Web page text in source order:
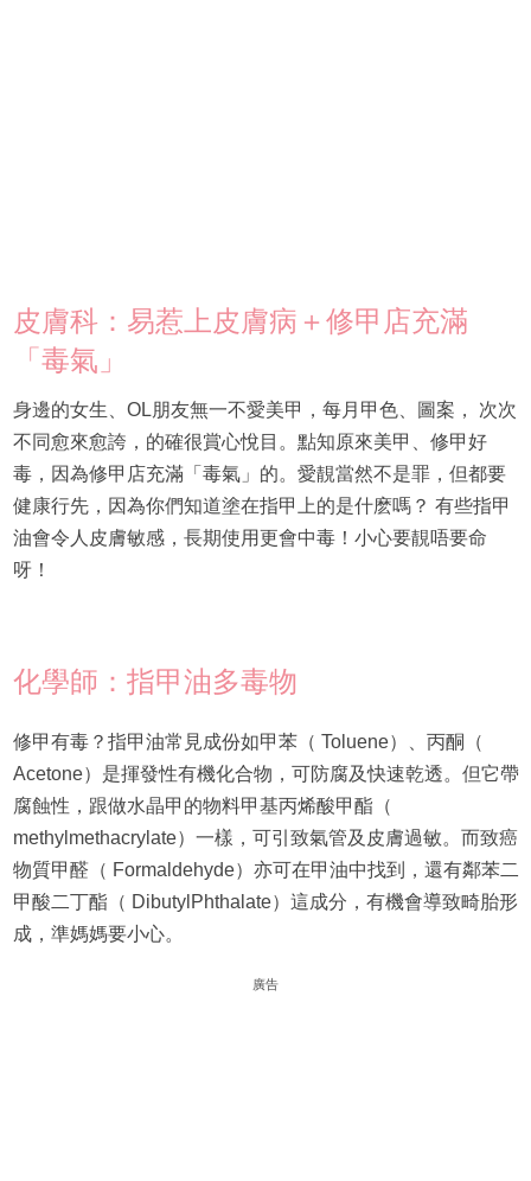
皮膚科：易惹上皮膚病＋修甲店充滿
「毒氣」
身邊的女生、OL朋友無一不愛美甲，每月甲色、圖案， 次次
不同愈來愈誇，的確很賞心悅目。點知原來美甲、修甲好
毒，因為修甲店充滿「毒氣」的。愛靚當然不是罪，但都要
健康行先，因為你們知道塗在指甲上的是什麽嗎？ 有些指甲
油會令人皮膚敏感，長期使用更會中毒！小心要靚唔要命
呀！
化學師：指甲油多毒物
修甲有毒？指甲油常見成份如甲苯（ Toluene）、丙酮（
Acetone）是揮發性有機化合物，可防腐及快速乾透。但它帶
腐蝕性，跟做水晶甲的物料甲基丙烯酸甲酯（
methylmethacrylate）一樣，可引致氣管及皮膚過敏。而致癌
物質甲醛（ Formaldehyde）亦可在甲油中找到，還有鄰苯二
甲酸二丁酯（ DibutylPhthalate）這成分，有機會導致畸胎形
成，準媽媽要小心。
廣告